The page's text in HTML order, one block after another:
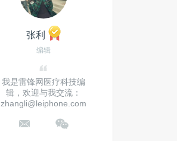
张利
编辑
我是雷锋网医疗科技编
辑，欢迎与我交流：
zhangli@leiphone.com